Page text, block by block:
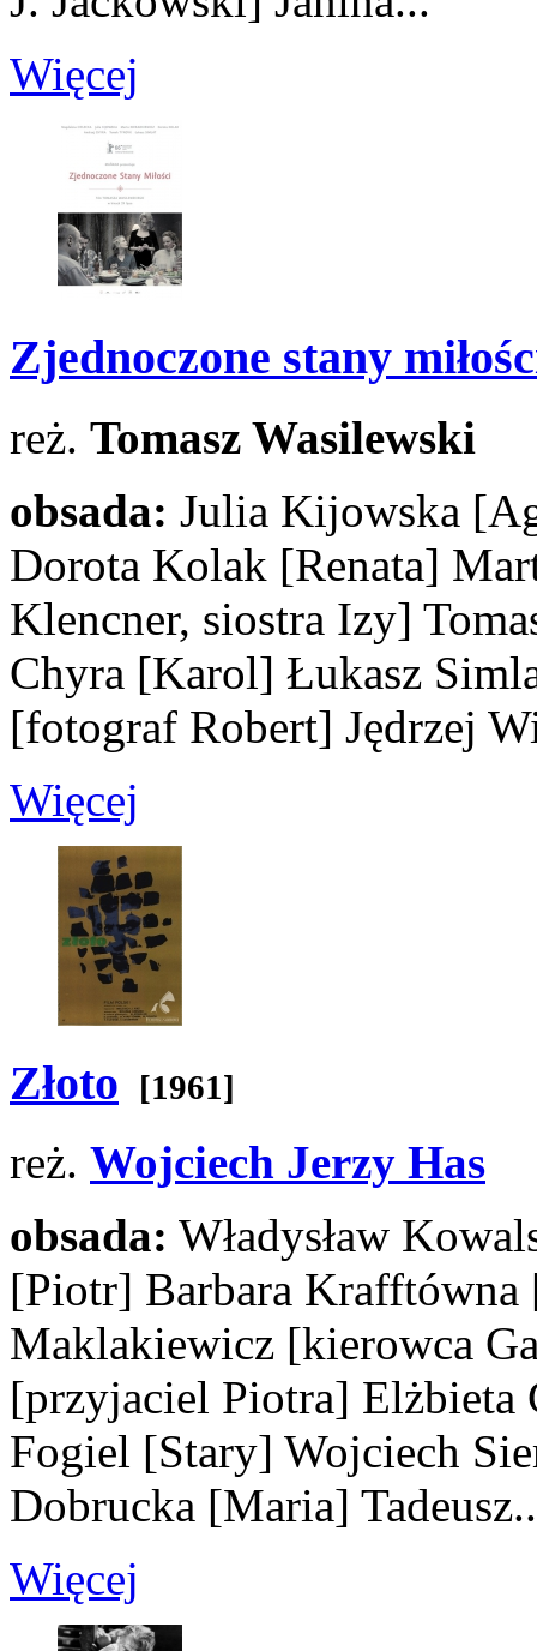
Więcej
Zjednoczone stany
reż. Tomasz Wasilewski
obsada: Julia Kijowska
Dorota Kolak [Renata]
Klencner, siostra Izy]
Chyra [Karol] Łukasz
[fotograf Robert] Jędrzej
Więcej
Złoto [1961]
reż. Wojciech Jerzy Has
obsada: Władysław
[Piotr] Barbara Krafftówna
Maklakiewicz [kierowca
[przyjaciel Piotra] Elżbieta
Fogiel [Stary] Wojciech
Dobrucka [Maria]
Więcej